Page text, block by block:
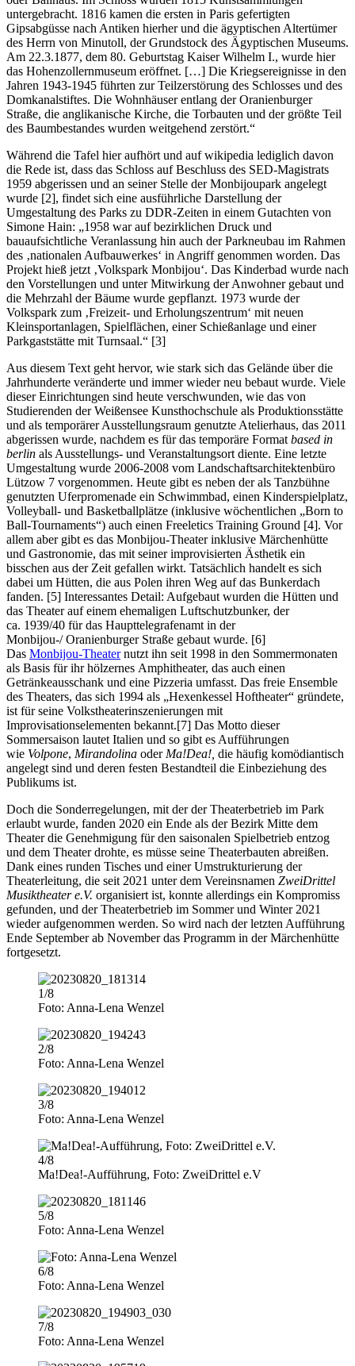
untergebracht. 1816 kamen die ersten in Paris gefertigten
Gipsabgüsse nach Antiken hierher und die ägyptischen Altertümer
des Herrn von Minutoll, der Grundstock des Ägyptischen Museums.
Am 22.3.1877, dem 80. Geburtstag Kaiser Wilhelm I., wurde hier
das Hohenzollernmuseum eröffnet. […] Die Kriegsereignisse in den
Jahren 1943-1945 führten zur Teilzerstörung des Schlosses und des
Domkanalstiftes. Die Wohnhäuser entlang der Oranienburger
Straße, die anglikanische Kirche, die Torbauten und der größte Teil
des Baumbestandes wurden weitgehend zerstört.“
Während die Tafel hier aufhört und auf wikipedia lediglich davon
die Rede ist, dass das Schloss auf Beschluss des SED-Magistrats
1959 abgerissen und an seiner Stelle der Monbijoupark angelegt
wurde [2], findet sich eine ausführliche Darstellung der
Umgestaltung des Parks zu DDR-Zeiten in einem Gutachten von
Simone Hain: „1958 war auf bezirklichen Druck und
bauaufsichtliche Veranlassung hin auch der Parkneubau im Rahmen
des ‚nationalen Aufbauwerkes‘ in Angriff genommen worden. Das
Projekt hieß jetzt ‚Volkspark Monbijou‘. Das Kinderbad wurde nach
den Vorstellungen und unter Mitwirkung der Anwohner gebaut und
die Mehrzahl der Bäume wurde gepflanzt. 1973 wurde der
Volkspark zum ‚Freizeit- und Erholungszentrum‘ mit neuen
Kleinsportanlagen, Spielflächen, einer Schießanlage und einer
Parkgaststätte mit Turnsaal.“ [3]
Aus diesem Text geht hervor, wie stark sich das Gelände über die
Jahrhunderte veränderte und immer wieder neu bebaut wurde. Viele
dieser Einrichtungen sind heute verschwunden, wie das von
Studierenden der Weißensee Kunsthochschule als Produktionsstätte
und als temporärer Ausstellungsraum genutzte Atelierhaus, das 2011
abgerissen wurde, nachdem es für das temporäre Format based in
berlin als Ausstellungs- und Veranstaltungsort diente. Eine letzte
Umgestaltung wurde 2006-2008 vom Landschaftsarchitektenbüro
Lützow 7 vorgenommen. Heute gibt es neben der als Tanzbühne
genutzten Uferpromenade ein Schwimmbad, einen Kinderspielplatz,
Volleyball- und Basketballplätze (inklusive wöchentlichen „Born to
Ball-Tournaments“) auch einen Freeletics Training Ground [4]. Vor
allem aber gibt es das Monbijou-Theater inklusive Märchenhütte
und Gastronomie, das mit seiner improvisierten Ästhetik ein
bisschen aus der Zeit gefallen wirkt. Tatsächlich handelt es sich
dabei um Hütten, die aus Polen ihren Weg auf das Bunkerdach
fanden. [5] Interessantes Detail: Aufgebaut wurden die Hütten und
das Theater auf einem ehemaligen Luftschutzbunker, der
ca. 1939/40 für das Haupttelegrafenamt in der
Monbijou-/ Oranienburger Straße gebaut wurde. [6]
Das Monbijou-Theaternutzt ihn seit 1998 in den Sommermonaten
als Basis für ihr hölzernes Amphitheater, das auch einen
Getränkeausschank und eine Pizzeria umfasst. Das freie Ensemble
des Theaters, das sich 1994 als „Hexenkessel Hoftheater“ gründete,
ist für seine Volkstheaterinszenierungen mit
Improvisationselementen bekannt.[7] Das Motto dieser
Sommersaison lautet Italien und so gibt es Aufführungen
wie Volpone, Mirandolina oder Ma!Dea!, die häufig komödiantisch
angelegt sind und deren festen Bestandteil die Einbeziehung des
Publikums ist.
Doch die Sonderregelungen, mit der der Theaterbetrieb im Park
erlaubt wurde, fanden 2020 ein Ende als der Bezirk Mitte dem
Theater die Genehmigung für den saisonalen Spielbetrieb entzog
und dem Theater drohte, es müsse seine Theaterbauten abreißen.
Dank eines runden Tisches und einer Umstrukturierung der
Theaterleitung, die seit 2021 unter dem Vereinsnamen ZweiDrittel
Musiktheater e.V. organisiert ist, konnte allerdings ein Kompromiss
gefunden, und der Theaterbetrieb im Sommer und Winter 2021
wieder aufgenommen werden. So wird nach der letzten Aufführung
Ende September ab November das Programm in der Märchenhütte
fortgesetzt.
1/8
Foto: Anna-Lena Wenzel
2/8
Foto: Anna-Lena Wenzel
3/8
Foto: Anna-Lena Wenzel
4/8
Ma!Dea!-Aufführung, Foto: ZweiDrittel e.V
5/8
Foto: Anna-Lena Wenzel
6/8
Foto: Anna-Lena Wenzel
7/8
Foto: Anna-Lena Wenzel